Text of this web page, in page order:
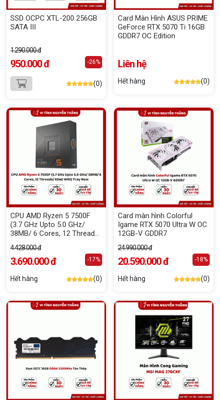
SSD OCPC XTL-200 256GB
SATA III
1.290.000 đ
950.000 đ -26%
(0)
Card Màn Hình ASUS PRIME
GeForce RTX 5070 Ti 16GB
GDDR7 OC Edition
Liên hệ
Hết hàng (0)
CPU AMD Ryzen 5 7500F
(3.7 GHz Upto 5.0 GHz/
38MB/ 6 Cores, 12 Threads/
4.428.000 đ
3.690.000 đ -17%
Hết hàng (0)
Card màn hình Colorful
Igame RTX 5070 Ultra W OC
12GB-V GDDR7
24.990.000 đ
20.590.000 đ -18%
Hết hàng (0)